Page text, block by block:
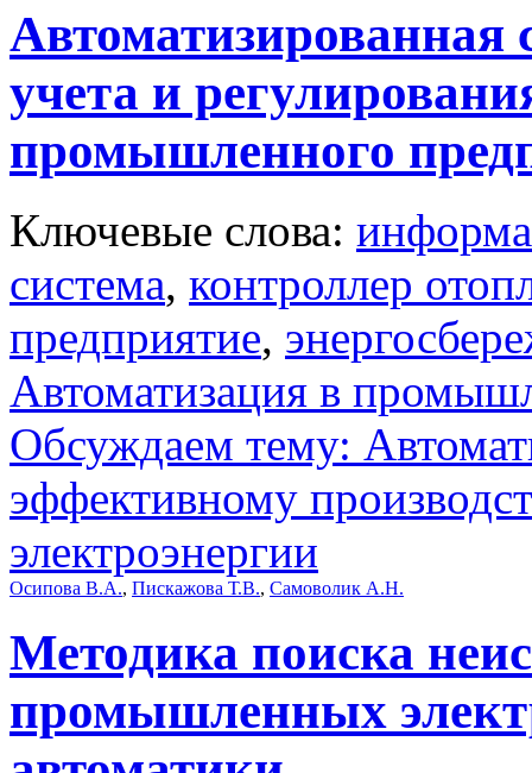
Автоматизированная
учета и
промышленного
Ключевые слова:
система, контроллер
предприятие,
Автоматизация в
Обсуждаем тему:
эффективному
электроэнергии
Осипова В.А., Пискажова Т.В., Самоволик А.Н.
Методика поиска
промышленных